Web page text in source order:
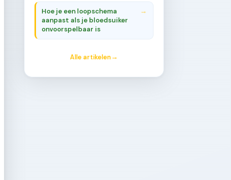
Hoe je een loopschema
aanpast als je bloedsuiker
onvoorspelbaar is
Alle artikelen